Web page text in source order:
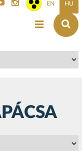
EN HU